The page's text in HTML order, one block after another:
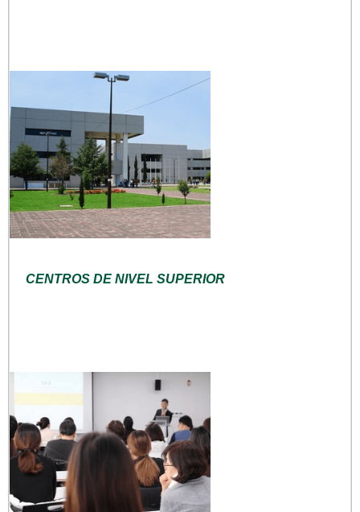
CENTROS DE NIVEL SUPERIOR